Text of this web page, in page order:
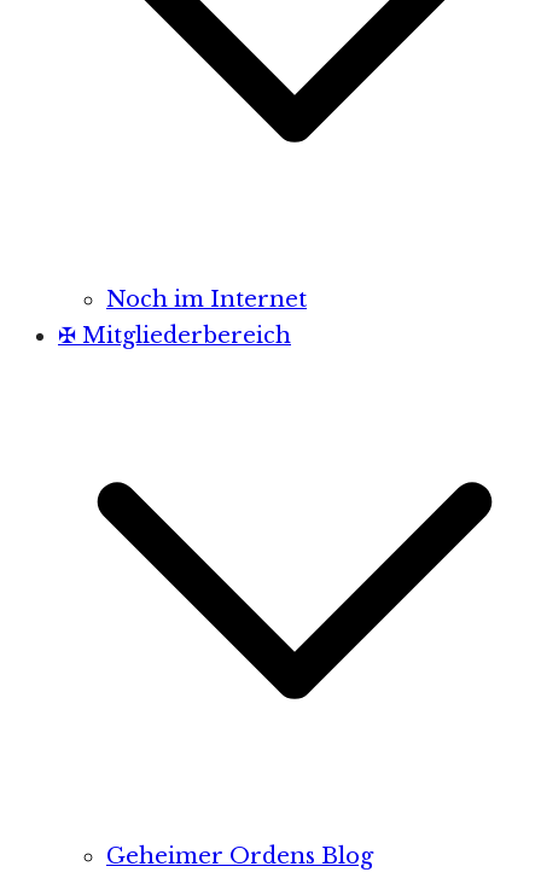
Noch im Internet
✠ Mitgliederbereich
Geheimer Ordens Blog